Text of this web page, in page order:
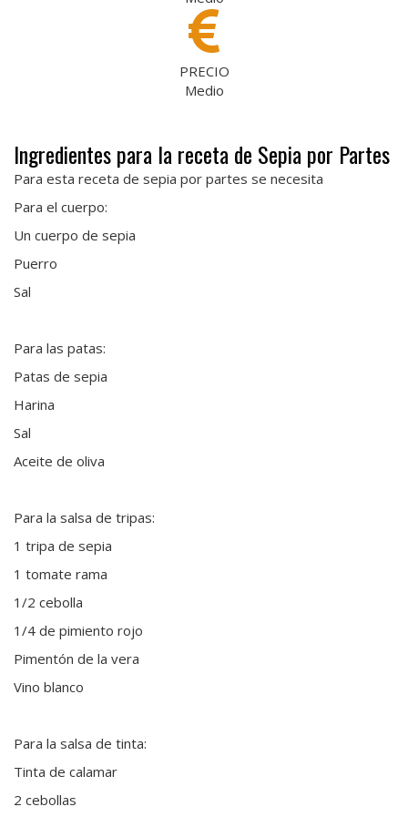
PRECIO
Medio
Ingredientes para la receta de Sepia por Partes
Para esta receta de sepia por partes se necesita
Para el cuerpo:
Un cuerpo de sepia
Puerro
Sal
Para las patas:
Patas de sepia
Harina
Sal
Aceite de oliva
Para la salsa de tripas:
1 tripa de sepia
1 tomate rama
1/2 cebolla
1/4 de pimiento rojo
Pimentón de la vera
Vino blanco
Para la salsa de tinta:
Tinta de calamar
2 cebollas